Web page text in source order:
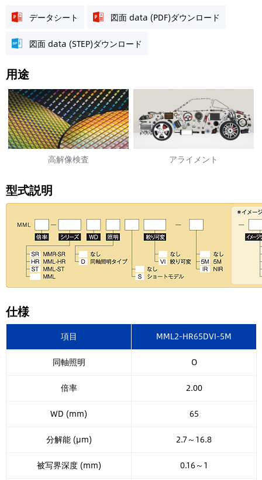
データシート 図面 data (PDF)ダウンロード
図面 data (STEP)ダウンロード
用途
高解像検査 アライメント
型式説明
仕様
項目
MML2-HR65DVI-5M
同軸照明
O
倍率
2.00
WD (mm)
65
分解能 (µm)
2.7～16.8
被写界深度 (mm)
0.16～1